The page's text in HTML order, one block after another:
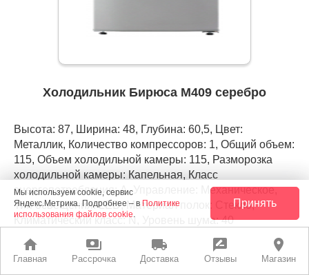
home
Главная
payments
Рассрочка
local_shipping
Доставка
rate_review
Отзывы
place
Магазин
Холодильник Бирюса М409 серебро
Высота: 87, Ширина: 48, Глубина: 60,5, Цвет:
Металлик, Количество компрессоров: 1, Общий объем:
115, Объем холодильной камеры: 115, Разморозка
холодильной камеры: Капельная, Класс
энергопотребления: А, Управление: Механическое,
Тип освещения: LED, Материал полок: Стекло,
Климатический класс: N, Уровень шума: 40
ЛУЧШАЯ ЦЕНА РАССРОЧКА
Мы используем cookie, сервис
Яндекс.Метрика. Подробнее – в Политике
использования файлов cookie.
Принять